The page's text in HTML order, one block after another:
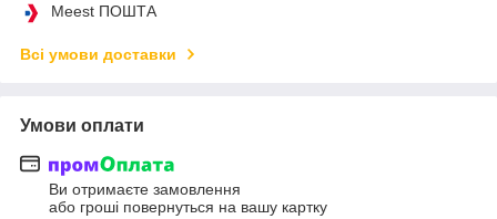
Meest ПОШТА
Всі умови доставки
Умови оплати
Ви отримаєте замовлення
або гроші повернуться на вашу картку